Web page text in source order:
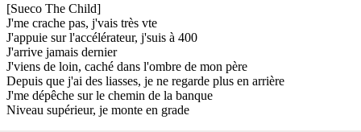
[Sueco The Child]
J'me crache pas, j'vais très vte
J'appuie sur l'accélérateur, j'suis à 400
J'arrive jamais dernier
J'viens de loin, caché dans l'ombre de mon père
Depuis que j'ai des liasses, je ne regarde plus en arrière
J'me dépêche sur le chemin de la banque
Niveau supérieur, je monte en grade